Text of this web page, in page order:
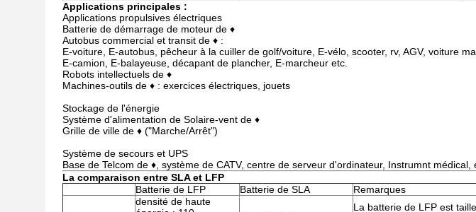
Applications principales :
Applications propulsives électriques
Batterie de démarrage de moteur de ♦
Autobus commercial et transit de ♦ :
E-voiture, E-autobus, pêcheur à la cuiller de golf/voiture, E-vélo, scooter, rv, AGV, voiture
E-camion, E-balayeuse, décapant de plancher, E-marcheur etc.
Robots intellectuels de ♦
Machines-outils de ♦ : exercices électriques, jouets
Stockage de l'énergie
Système d'alimentation de Solaire-vent de ♦
Grille de ville de ♦ ("Marche/Arrêt")
Système de secours et UPS
Base de Telcom de ♦, système de CATV, centre de serveur d'ordinateur, Instrumnt médical,
La comparaison entre SLA et LFP
Batterie de LFP
Batterie de SLA Remarques
densité de haute
La batterie de LFP est taille